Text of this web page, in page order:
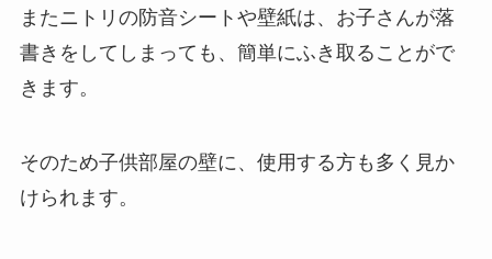
またニトリの防音シートや壁紙は、お子さんが落
書きをしてしまっても、簡単にふき取ることがで
きます。
そのため子供部屋の壁に、使用する方も多く見か
けられます。